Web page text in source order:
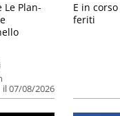
il 07/08/2026
Le Plan-
E in
feriti